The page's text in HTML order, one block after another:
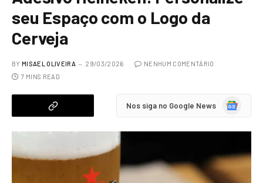
seu Espaço com o Logo da
Cerveja
BY MISAEL OLIVEIRA 29/03/2026
NENHUM COMENTÁRIO
7 MINS READ
Nos siga no Google News
Google